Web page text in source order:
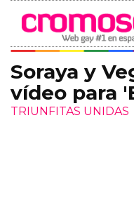
Soraya y
vídeo para
TRIUNFITAS UNIDAS